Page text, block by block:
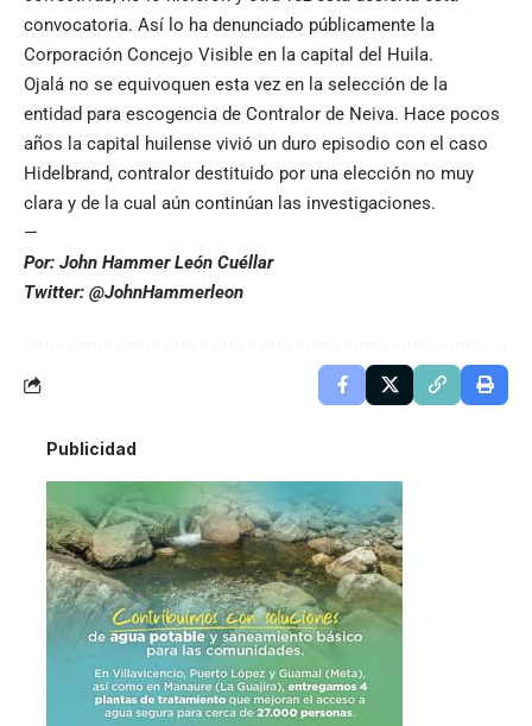
convocatoria. Así lo ha denunciado públicamente la
Corporación Concejo Visible en la capital del Huila.
Ojalá no se equivoquen esta vez en la selección de la
entidad para escogencia de Contralor de Neiva. Hace pocos
años la capital huilense vivió un duro episodio con el caso
Hidelbrand, contralor destituido por una elección no muy
clara y de la cual aún continúan las investigaciones.
—
Por: John Hammer León Cuéllar
Twitter: @JohnHammerleon
Publicidad